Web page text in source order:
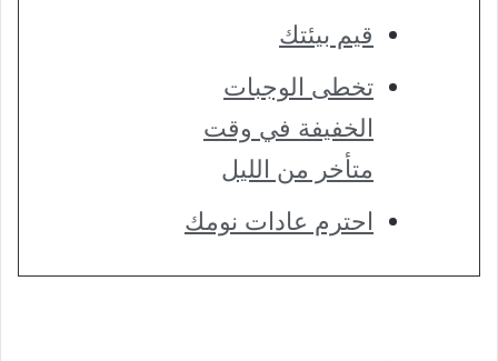
قيم بيئتك
تخطى الوجبات
الخفيفة في وقت
متأخر من الليل
احترم عادات نومك